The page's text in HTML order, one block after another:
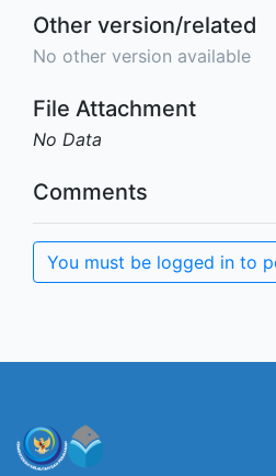
Other version/related
No other version available
File Attachment
No Data
Comments
You must be logged in to